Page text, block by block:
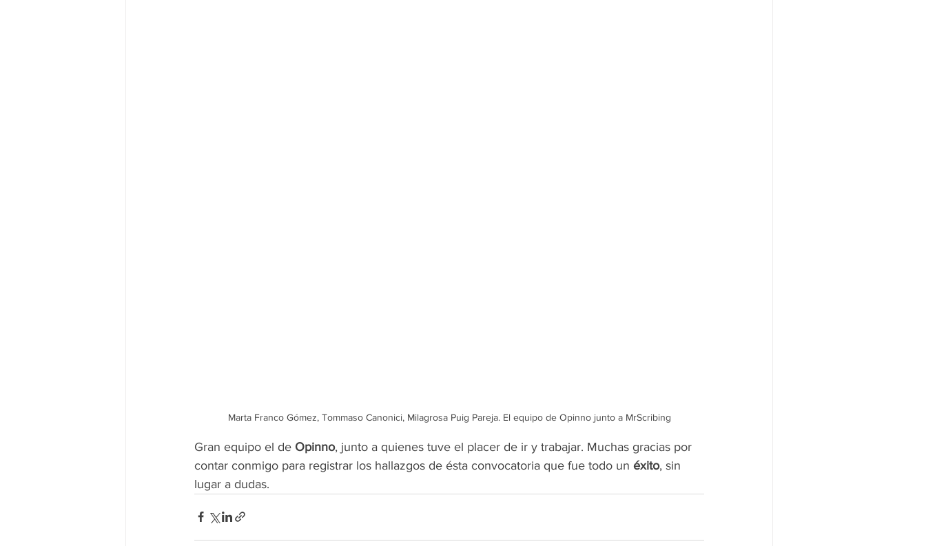
Marta Franco Gómez, Tommaso Canonici, Milagrosa Puig Pareja. El equipo de Opinno junto a MrScribing
Gran equipo el de Opinno, junto a quienes tuve el placer de ir y trabajar. Muchas gracias por
contar conmigo para registrar los hallazgos de ésta convocatoria que fue todo un éxito, sin
lugar a dudas.